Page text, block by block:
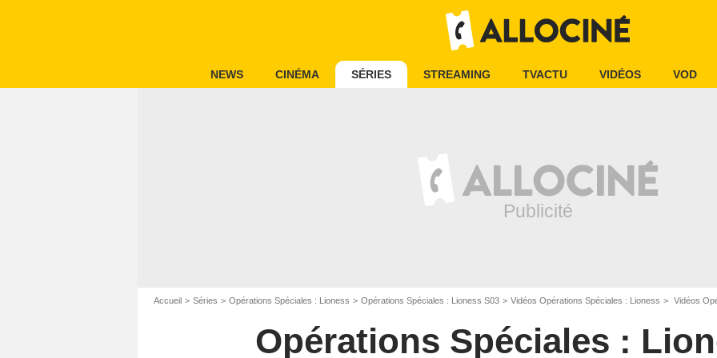
NEWS CINÉMA SÉRIES STREAMING TVACTU VIDÉOS VOD
Accueil Séries Opérations Spéciales : Lioness Opérations Spéciales : Lioness S03 Vidéos Opérations Spéciales : Lioness Vidéos
Opérations Spéciales :